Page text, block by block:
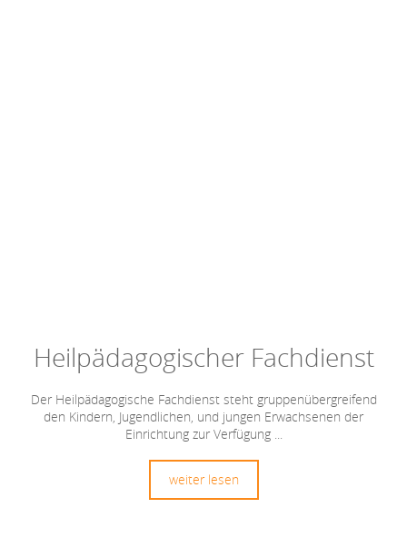
Heilpädagogischer Fachdienst
Der Heilpädagogische Fachdienst steht gruppenübergreifend
den Kindern, Jugendlichen, und jungen Erwachsenen der
Einrichtung zur Verfügung ...
weiter lesen